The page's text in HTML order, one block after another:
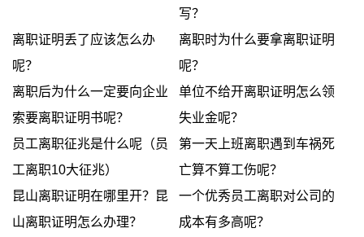
写？
离职证明丢了应该怎么办
呢？
离职时为什么要拿离职证明
呢？
离职后为什么一定要向企业
索要离职证明书呢？
单位不给开离职证明怎么领
失业金呢？
员工离职征兆是什么呢（员
工离职10大征兆）
第一天上班离职遇到车祸死
亡算不算工伤呢？
昆山离职证明在哪里开？昆
山离职证明怎么办理？
一个优秀员工离职对公司的
成本有多高呢？